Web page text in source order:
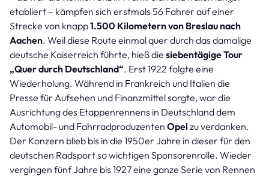
etabliert – kämpfen sich erstmals 56 Fahrer auf einer
Strecke von knapp1.500 Kilometern von Breslau nach
Aachen. Weil diese Route einmal quer durch das damalige
deutsche Kaiserreich führte, hieß die siebentägige Tour
„Quer durch Deutschland“. Erst 1922 folgte eine
Wiederholung. Während in Frankreich und Italien die
Presse für Aufsehen und Finanzmittel sorgte, war die
Ausrichtung des Etappenrennens in Deutschland dem
Automobil- und Fahrradproduzenten Opel zu verdanken.
Der Konzern blieb bis in die 1950er Jahre in dieser für den
deutschen Radsport so wichtigen Sponsorenrolle. Wieder
vergingen fünf Jahre bis 1927 eine ganze Serie von Rennen